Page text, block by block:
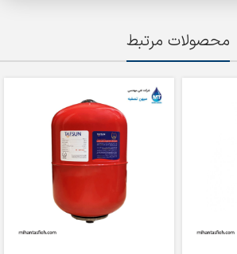
محصولات مرتبط